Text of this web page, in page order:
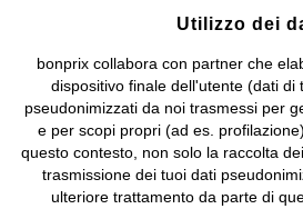
Utilizzo dei
bonprix collabora con partner che
dispositivo finale dell'utente (dati di
pseudonimizzati da noi trasmessi per
e per scopi propri (ad es.
questo contesto, non solo la raccolta
trasmissione dei tuoi dati
ulteriore trattamento da parte di